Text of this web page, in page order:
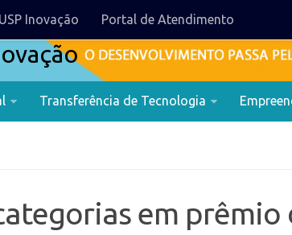
Inovação Portal de Atendimento
Transferência de Tecnologia
em